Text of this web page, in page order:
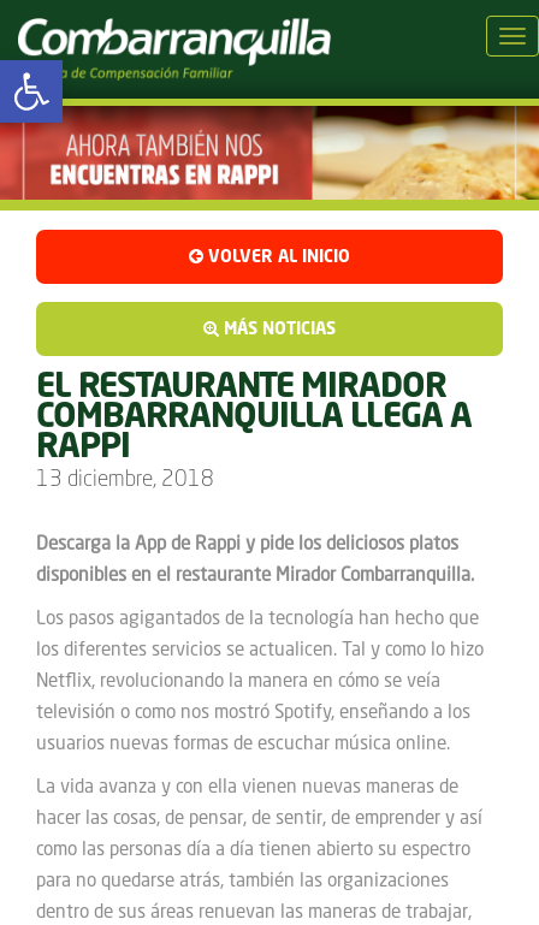
Abrir barra de herramientas
VOLVER AL INICIO
MÁS NOTICIAS
EL RESTAURANTE MIRADOR
COMBARRANQUILLA LLEGA A
RAPPI
13 diciembre, 2018
Descarga la App de Rappi y pide los deliciosos platos
disponibles en el restaurante Mirador Combarranquilla.
Los pasos agigantados de la tecnología han hecho que
los diferentes servicios se actualicen. Tal y como lo hizo
Netflix, revolucionando la manera en cómo se veía
televisión o como nos mostró Spotify, enseñando a los
usuarios nuevas formas de escuchar música online.
La vida avanza y con ella vienen nuevas maneras de
hacer las cosas, de pensar, de sentir, de emprender y así
como las personas día a día tienen abierto su espectro
para no quedarse atrás, también las organizaciones
dentro de sus áreas renuevan las maneras de trabajar,